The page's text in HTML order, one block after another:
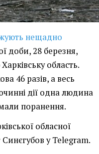
нещадно
доби, 28 березня,
область.
46 разів, а весь
дії одна людина
поранення.
обласної
Синєгубов у Telegram.